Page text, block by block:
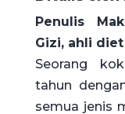
Penulis
Gizi, ahli diet
Seorang
tahun
semua jenis